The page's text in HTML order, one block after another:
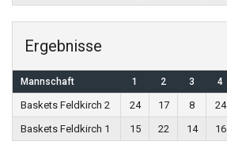
Ergebnisse
Mannschaft 1 2 3 4
Baskets Feldkirch 2 24 17 8 24
Baskets Feldkirch 1
15 22 14 16